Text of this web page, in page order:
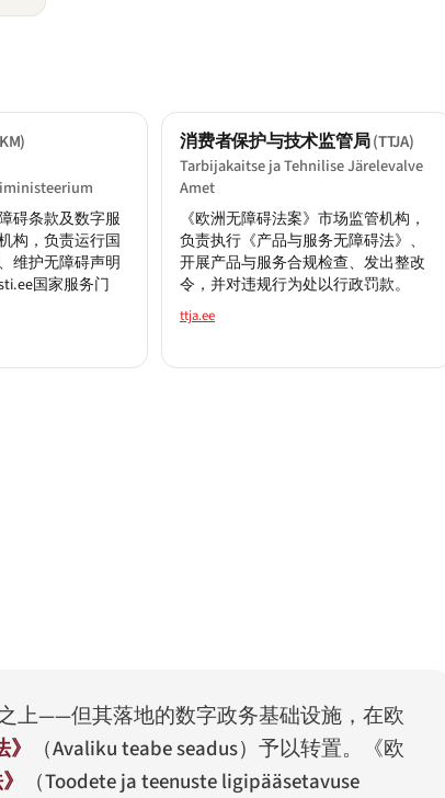
碍条款及数字服
构，负责运行国
维护无障碍声明
国家服务门
消费者保护与技术监管局(TTJA)
Tarbijakaitse ja Tehnilise Järelevalve
Amet
《欧洲无障碍法案》市场监管机构，
负责执行《产品与服务无障碍法》、
开展产品与服务合规检查、发出整改
令，并对违规行为处以行政罚款。
ttja.ee
上——但其落地的数字政务基础设施，在欧
（Avaliku teabe seadus）予以转置。《欧
（Toodete ja teenuste ligipääsetavuse